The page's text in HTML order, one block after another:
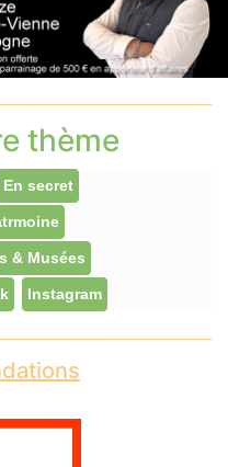
thème
En secret
& Musées
Instagram